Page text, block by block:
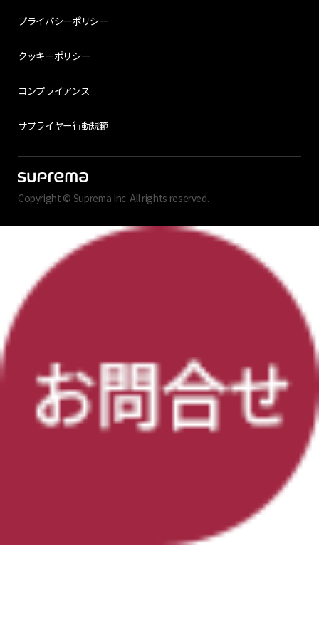
プライバシーポリシー
クッキーポリシー
コンプライアンス
サプライヤー行動規範
Copyright © Suprema Inc. All rights reserved.